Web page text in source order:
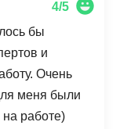
взгляд,
он дает
а
в
4/5
бы
и
Очень
меня были
на работе)